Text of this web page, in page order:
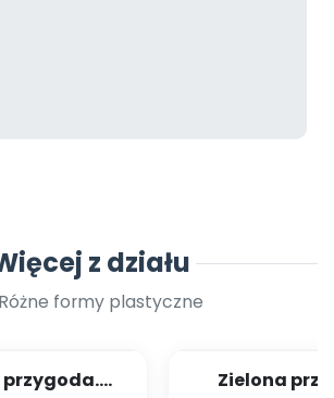
z działu
formy plastyczne
przygoda.
Zielona